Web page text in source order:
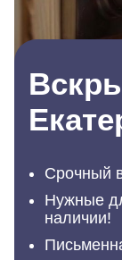
Срочный
Нужные
наличии!